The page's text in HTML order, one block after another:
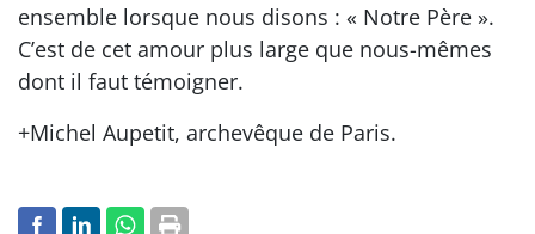
ensemble lorsque nous disons : « Notre Père ».
C’est de cet amour plus large que nous-mêmes
dont il faut témoigner.
+Michel Aupetit, archevêque de Paris.